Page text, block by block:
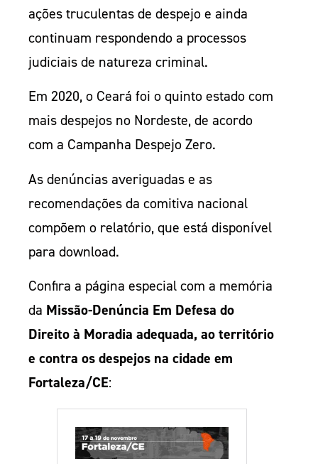
ações truculentas de despejo e ainda
continuam respondendo a processos
judiciais de natureza criminal.
Em 2020, o Ceará foi o quinto estado com
mais despejos no Nordeste, de acordo
com a Campanha Despejo Zero.
As denúncias averiguadas e as
recomendações da comitiva nacional
compõem o relatório, que está disponível
para download.
Confira a página especial com a memória
da Missão-Denúncia Em Defesa do
Direito à Moradia adequada, ao território
e contra os despejos na cidade em
Fortaleza/CE: